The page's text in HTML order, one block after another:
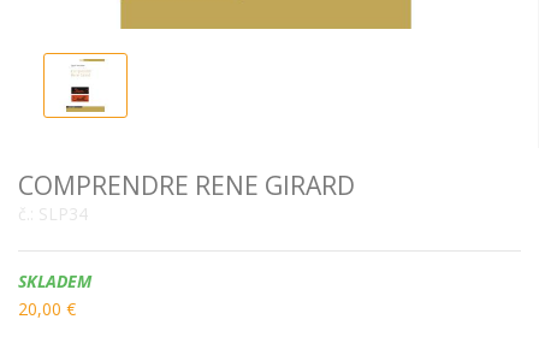
COMPRENDRE RENE GIRARD
č.: SLP34
Dostupnost:
SKLADEM
20,00 €